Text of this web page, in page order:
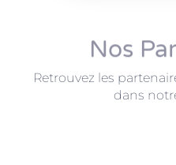
Nos
Retrouvez les
dans